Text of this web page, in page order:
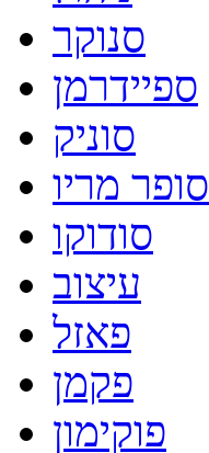
סנוקר
ספיידרמן
סוניק
סופר מריו
סודוקו
עיצוב
פאזל
פקמן
פוקימון